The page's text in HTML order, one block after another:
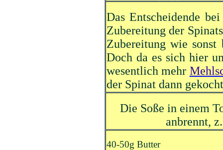
Das Entscheidende
Zubereitung der
Zubereitung wie sonst
Doch da es sich hier
wesentlich mehr
der Spinat dann
Die Soße in einem
anbrennt,
40-50g Butter